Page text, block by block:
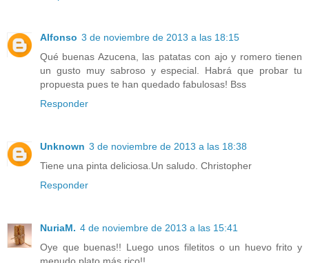
Alfonso 3 de noviembre de 2013 a las 18:15
Qué buenas Azucena, las patatas con ajo y romero tienen
un gusto muy sabroso y especial. Habrá que probar tu
propuesta pues te han quedado fabulosas! Bss
Responder
Unknown 3 de noviembre de 2013 a las 18:38
Tiene una pinta deliciosa.Un saludo. Christopher
Responder
NuriaM. 4 de noviembre de 2013 a las 15:41
Oye que buenas!! Luego unos filetitos o un huevo frito y